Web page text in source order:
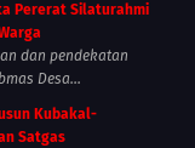
Pererat Silaturahmi
dan pendekatan
Desa...
Kubakal-
Satgas